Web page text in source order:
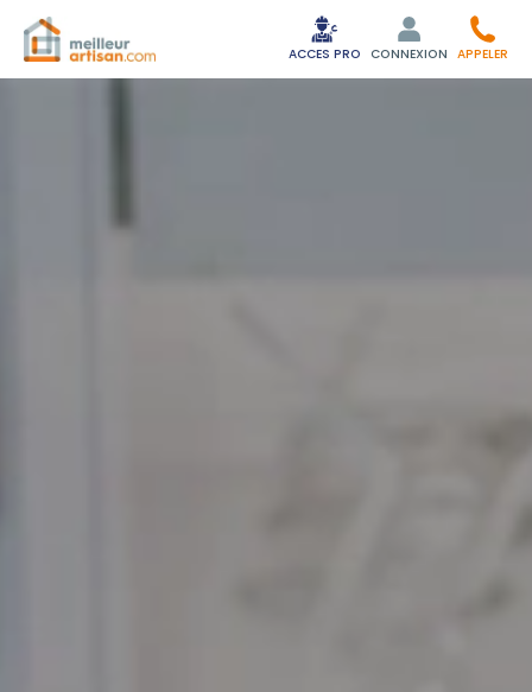
ACCES PRO CONNEXION APPELER